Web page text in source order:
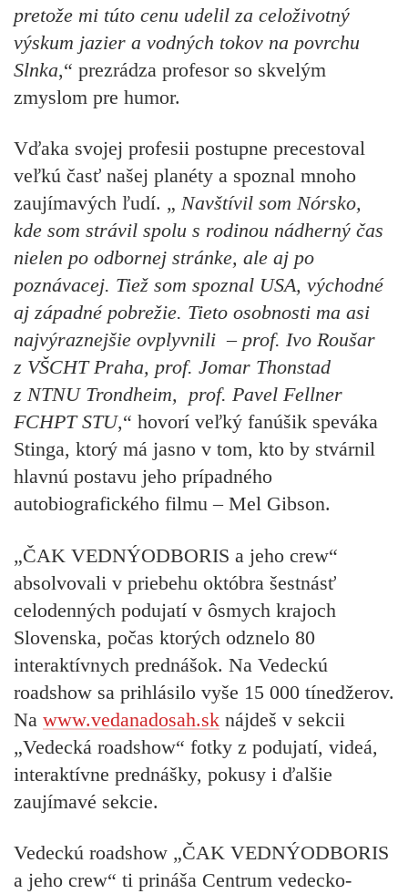
pretože mi túto cenu udelil za celoživotný
výskum jazier a vodných tokov na povrchu
Slnka,“ prezrádza profesor so skvelým
zmyslom pre humor.
Vďaka svojej profesii postupne precestoval
veľkú časť našej planéty a spoznal mnoho
zaujímavých ľudí. „ Navštívil som Nórsko,
kde som strávil spolu s rodinou nádherný čas
nielen po odbornej stránke, ale aj po
poznávacej. Tiež som spoznal USA, východné
aj západné pobrežie. Tieto osobnosti ma asi
najvýraznejšie ovplyvnili– prof. Ivo Roušar
z VŠCHT Praha, prof. Jomar Thonstad
z NTNU Trondheim, prof. Pavel Fellner
FCHPT STU,“ hovorí veľký fanúšik speváka
Stinga, ktorý má jasno v tom, kto by stvárnil
hlavnú postavu jeho prípadného
autobiografického filmu– Mel Gibson.
„ČAK VEDNÝODBORIS a jeho crew“
absolvovali v priebehu októbra šestnásť
celodenných podujatí v ôsmych krajoch
Slovenska, počas ktorých odznelo 80
interaktívnych prednášok. Na Vedeckú
roadshow sa prihlásilo vyše 15 000 tínedžerov.
Na www.vedanadosah.sk nájdeš v sekcii
„Vedecká roadshow“ fotky z podujatí, videá,
interaktívne prednášky, pokusy i ďalšie
zaujímavé sekcie.
Vedeckú roadshow „ČAK VEDNÝODBORIS
a jeho crew“ ti prináša Centrum vedecko-